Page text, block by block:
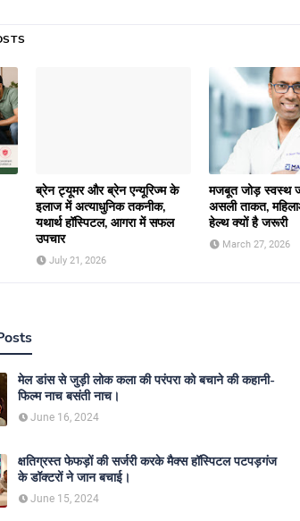
ब्रेन ट्यूमर और ब्रेन एन्यूरिज्म के
इलाज में अत्याधुनिक तकनीक,
यथार्थ हॉस्पिटल, आगरा में सफल
उपचार
July 21, 2026
मजबूत जोड़ स्वस्थ
असली ताकत,
हेल्थ क्यों है जरूरी
March 27, 2026
मेल डांस से जुड़ी लोक कला की परंपरा को बचाने की कहानी-
फिल्म नाच बसंती नाच।
June 16, 2024
क्षतिग्रस्त फेफड़ों की सर्जरी करके मैक्स हॉस्पिटल पटपड़गंज
के डॉक्टरों ने जान बचाई।
June 15, 2024